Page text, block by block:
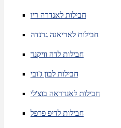
חבילות לאנדרה ריו
חבילות לאריאנה גרנדה
חבילות לדה וויקנד
חבילות לבון ג'ובי
חבילות לאנדראה בוצ'לי
חבילות לדיפ פרפל